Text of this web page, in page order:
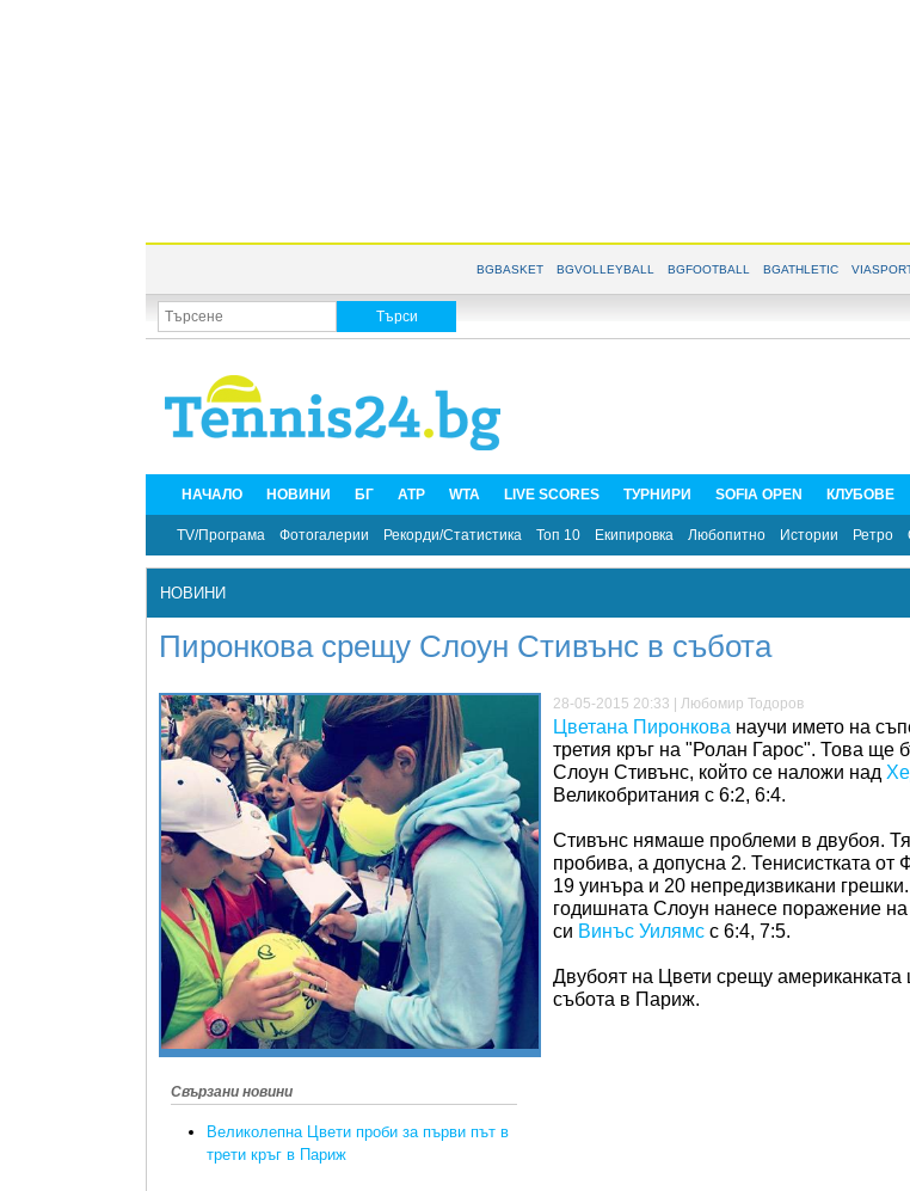
BGBASKET BGVOLLEYBALL BGFOOTBALL BGATHLETIC
НАЧАЛО НОВИНИ БГ ATP WTA LIVE SCORES ТУРНИРИ SOFIA OPEN КЛУБОВЕ
TV/Програма Фотогалерии Рекорди/Статистика Топ 10 Екипировка Любопитно Истории Ретро
НОВИНИ
Пиронкова срещу Слоун Стивънс в събота
Свързани новини
Великолепна Цвети проби за първи път в
трети кръг в Париж
28-05-2015 20:33 | Любомир Тодоров
Цветана Пиронкова научи името на
третия кръг на "Ролан Гарос". Това ще
Слоун Стивънс, който се наложи над
Великобритания с 6:2, 6:4.
Стивънс нямаше проблеми в двубоя.
пробива, а допусна 2. Тенисистката от
19 уинъра и 20 непредизвикани
годишната Слоун нанесе поражение на
си Винъс Уилямс с 6:4, 7:5.
Двубоят на Цвети срещу американката
събота в Париж.